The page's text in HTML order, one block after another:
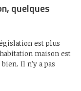
quelques
est plus
maison est
Il n’y a pas